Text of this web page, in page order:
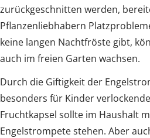
zurückgeschnitten werden,
Pflanzenliebhabern
keine langen Nachtfröste gibt,
auch im freien Garten wachsen.
Durch die Giftigkeit der
besonders für Kinder
Fruchtkapsel sollte im Haushalt
Engelstrompete stehen. Aber